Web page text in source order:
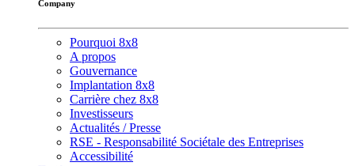
Company
Pourquoi 8x8
A propos
Gouvernance
Implantation 8x8
Carrière chez 8x8
Investisseurs
Actualités / Presse
RSE - Responsabilité Sociétale des Entreprises
Accessibilité